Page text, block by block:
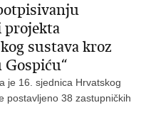
projekta
sustava kroz
je 16. sjednica Hrvatskog
postavljeno 38 zastupničkih